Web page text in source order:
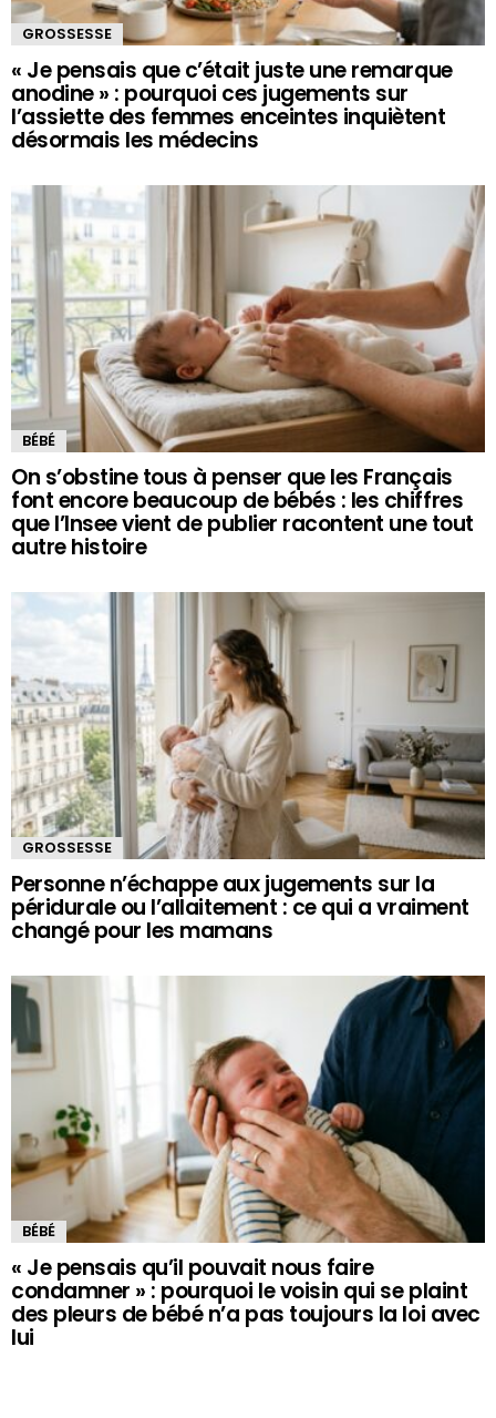
GROSSESSE
« Je pensais que c’était juste une remarque
anodine » : pourquoi ces jugements sur
l’assiette des femmes enceintes inquiètent
désormais les médecins
BÉBÉ
On s’obstine tous à penser que les Français
font encore beaucoup de bébés : les chiffres
que l’Insee vient de publier racontent une tout
autre histoire
GROSSESSE
Personne n’échappe aux jugements sur la
péridurale ou l’allaitement : ce qui a vraiment
changé pour les mamans
BÉBÉ
« Je pensais qu’il pouvait nous faire
condamner » : pourquoi le voisin qui se plaint
des pleurs de bébé n’a pas toujours la loi avec
lui